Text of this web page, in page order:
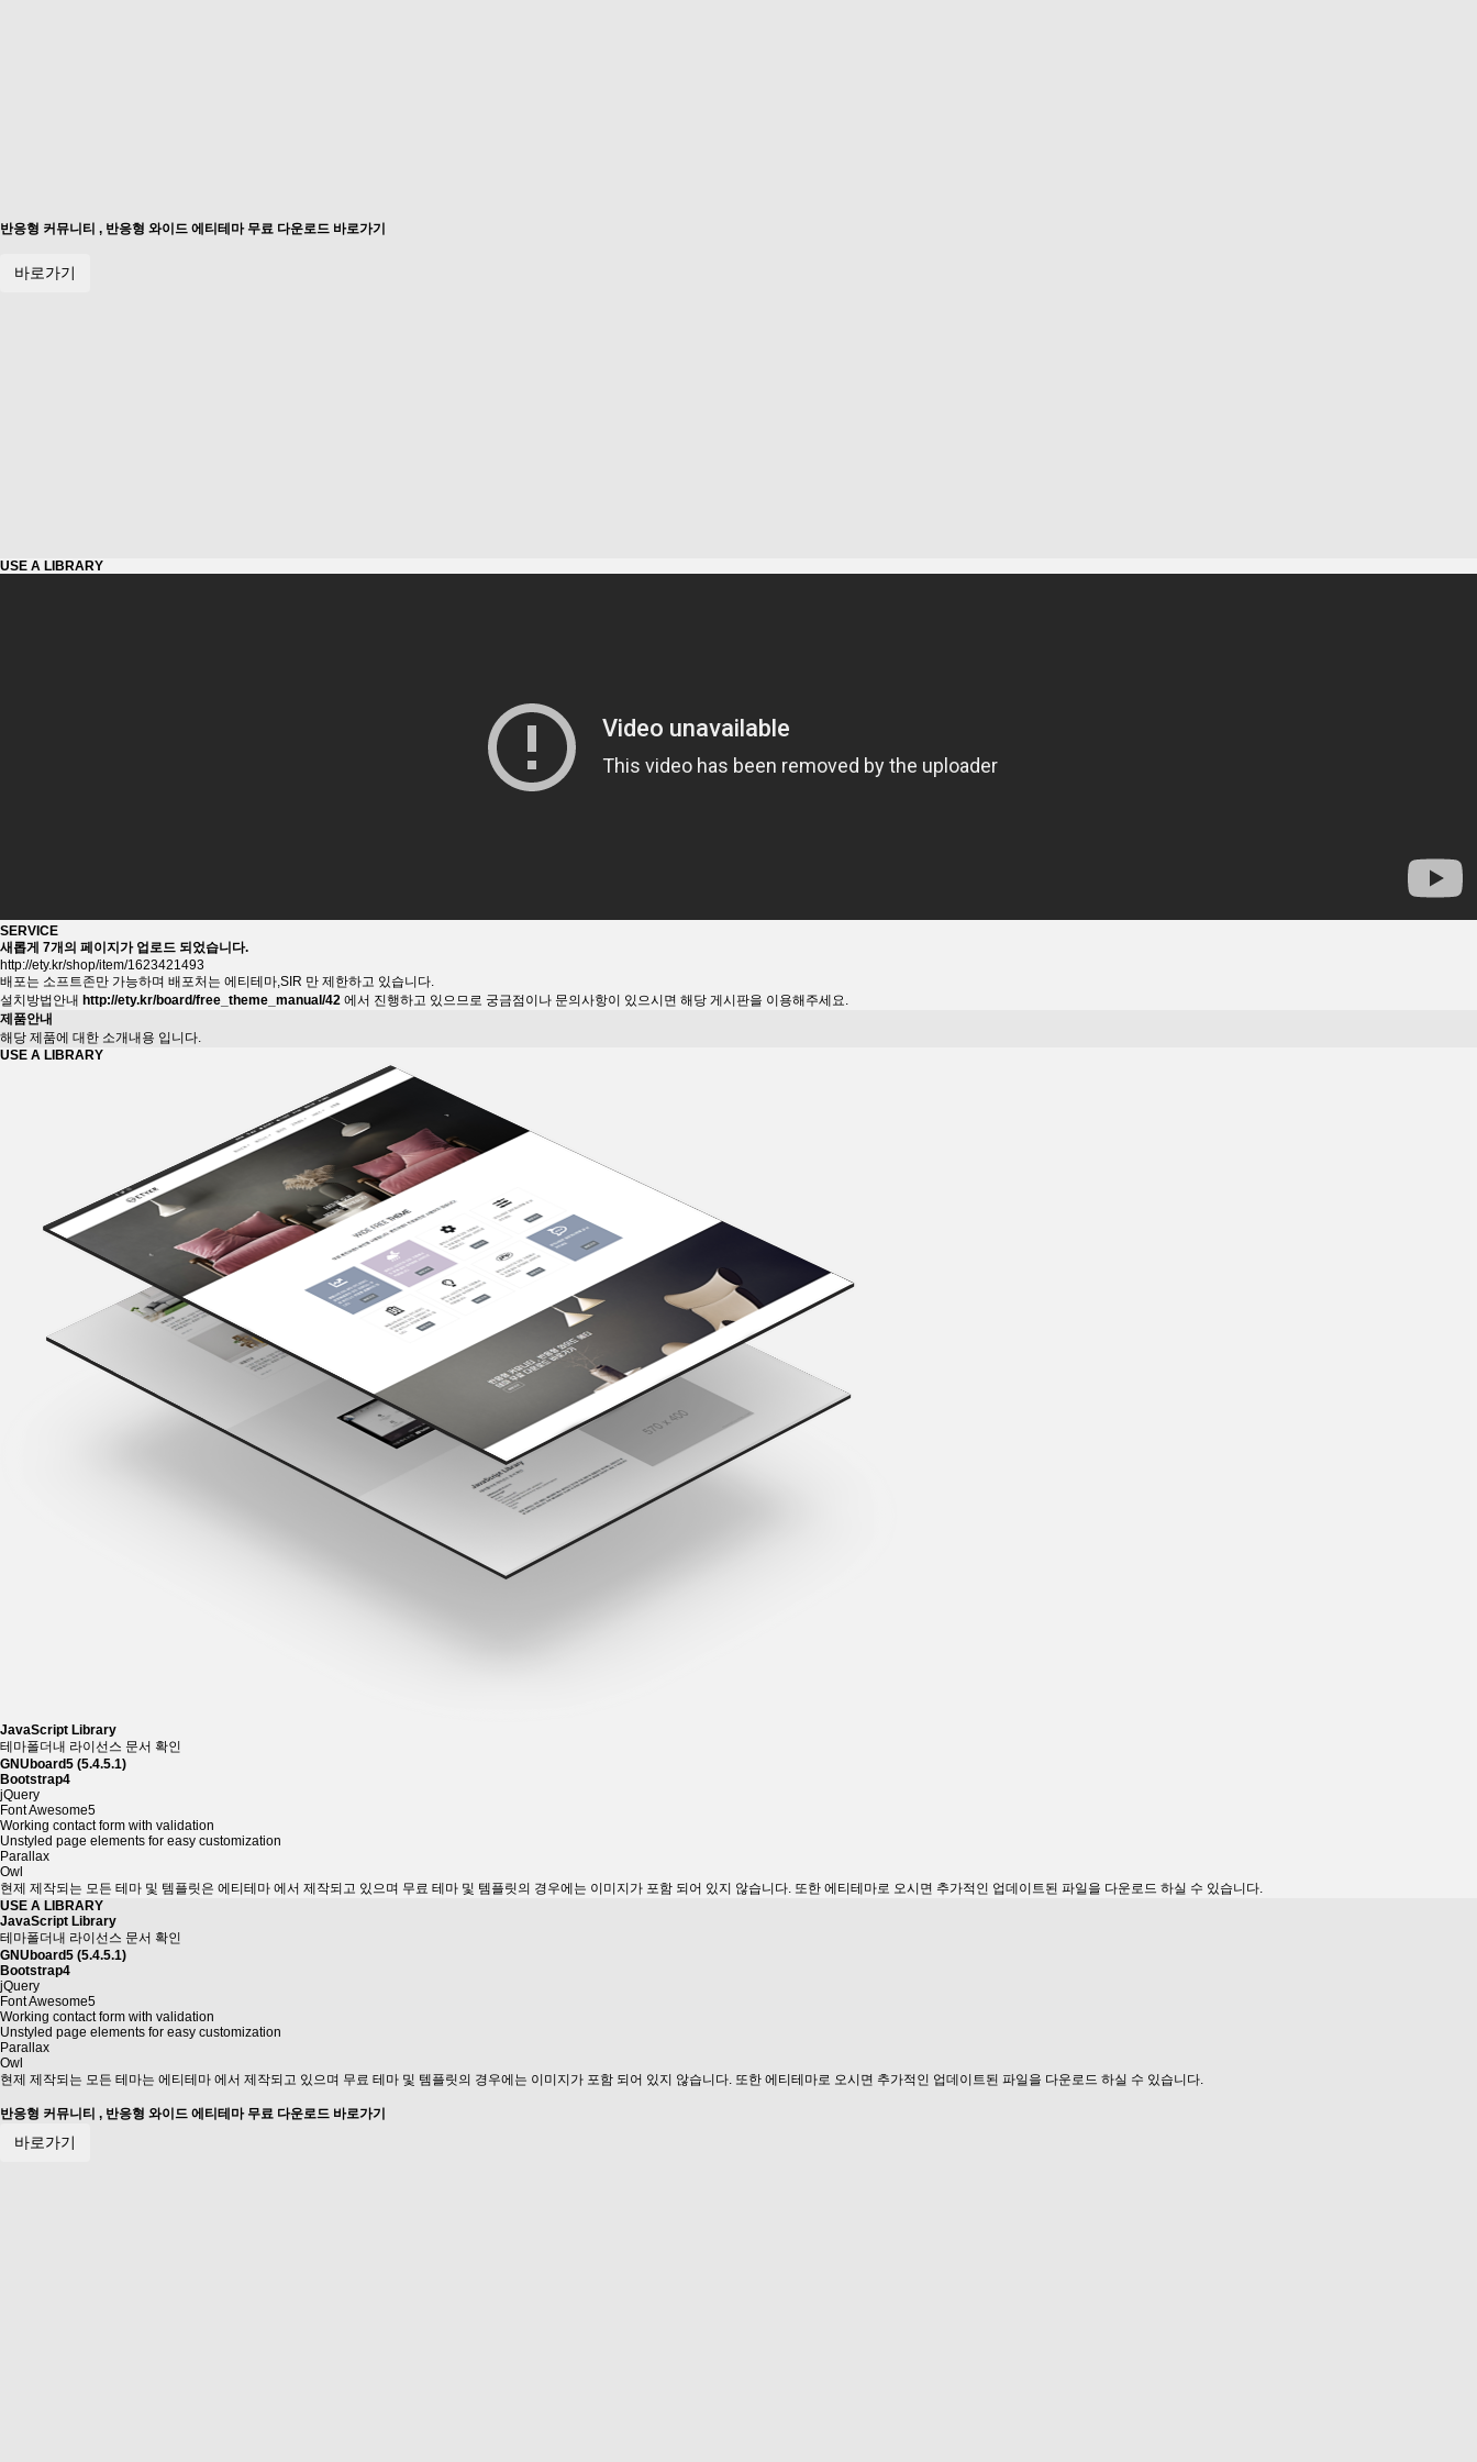
반응형 커뮤니티 , 반응형 와이드 에티테마 무료 다운로드 바로가기
바로가기
USE A LIBRARY
SERVICE
새롭게 7개의 페이지가 업로드 되었습니다.
http://ety.kr/shop/item/1623421493
배포는 소프트존만 가능하며 배포처는 에티테마,SIR 만 제한하고 있습니다.
설치방법안내 http://ety.kr/board/free_theme_manual/42 에서 진행하고 있으므로 궁금점이나 문의사항이 있으시면 해당 게시판을 이용해주세요.
제품안내
해당 제품에 대한 소개내용 입니다.
USE A LIBRARY
JavaScript Library
테마폴더내 라이선스 문서 확인
GNUboard5 (5.4.5.1)
Bootstrap4
jQuery
Font Awesome5
Working contact form with validation
Unstyled page elements for easy customization
Parallax
Owl
현제 제작되는 모든 테마 및 템플릿은 에티테마 에서 제작되고 있으며 무료 테마 및 템플릿의 경우에는 이미지가 포함 되어 있지 않습니다. 또한 에티테마로 오시면 추가적인 업데이트된 파일을 다운로드 하실 수 있습니다.
USE A LIBRARY
JavaScript Library
테마폴더내 라이선스 문서 확인
GNUboard5 (5.4.5.1)
Bootstrap4
jQuery
Font Awesome5
Working contact form with validation
Unstyled page elements for easy customization
Parallax
Owl
현제 제작되는 모든 테마는 에티테마 에서 제작되고 있으며 무료 테마 및 템플릿의 경우에는 이미지가 포함 되어 있지 않습니다. 또한 에티테마로 오시면 추가적인 업데이트된 파일을 다운로드 하실 수 있습니다.
반응형 커뮤니티 , 반응형 와이드 에티테마 무료 다운로드 바로가기
바로가기